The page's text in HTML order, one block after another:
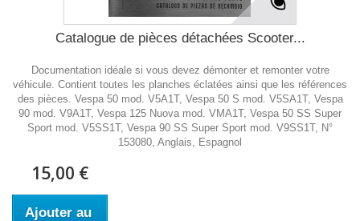
Catalogue de pièces détachées Scooter...
Documentation idéale si vous devez démonter et remonter votre
véhicule. Contient toutes les planches éclatées ainsi que les références
des pièces. Vespa 50 mod. V5A1T, Vespa 50 S mod. V5SA1T, Vespa
90 mod. V9A1T, Vespa 125 Nuova mod. VMA1T, Vespa 50 SS Super
Sport mod. V5SS1T, Vespa 90 SS Super Sport mod. V9SS1T, N°
153080, Anglais, Espagnol
15,00 €
Ajouter au